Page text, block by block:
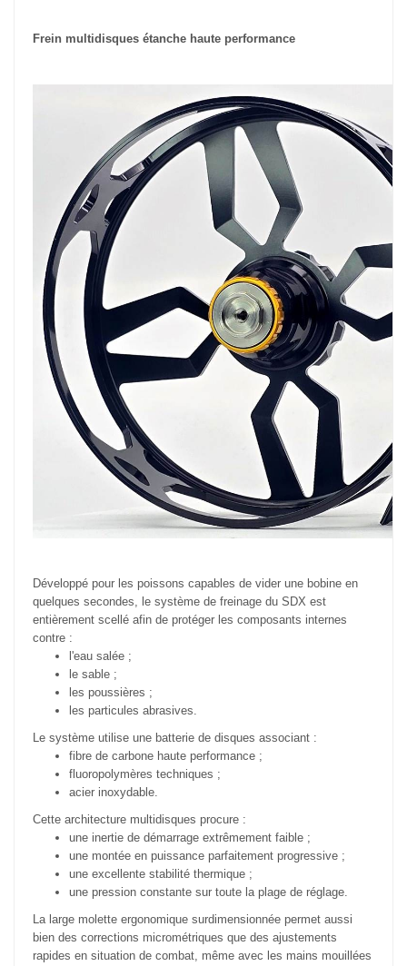
Frein multidisques étanche haute performance
Développé pour les poissons capables de vider une bobine en
quelques secondes, le système de freinage du SDX est
entièrement scellé afin de protéger les composants internes
contre :
l'eau salée ;
le sable ;
les poussières ;
les particules abrasives.
Le système utilise une batterie de disques associant :
fibre de carbone haute performance ;
fluoropolymères techniques ;
acier inoxydable.
Cette architecture multidisques procure :
une inertie de démarrage extrêmement faible ;
une montée en puissance parfaitement progressive ;
une excellente stabilité thermique ;
une pression constante sur toute la plage de réglage.
La large molette ergonomique surdimensionnée permet aussi
bien des corrections micrométriques que des ajustements
rapides en situation de combat, même avec les mains mouillées